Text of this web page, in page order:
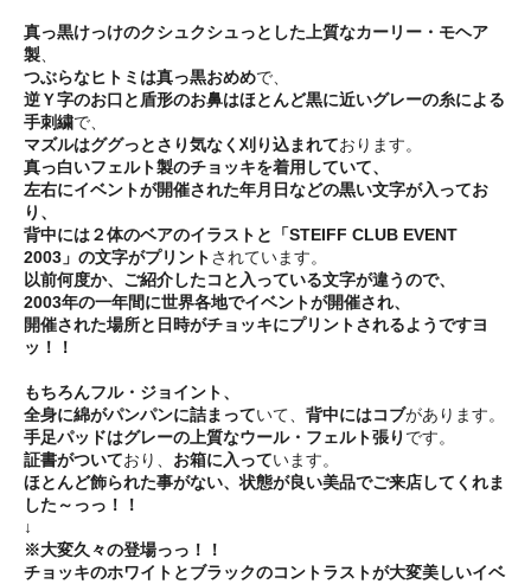
真っ黒けっけのクシュクシュっとした上質なカーリー・モヘア
製、
つぶらなヒトミは真っ黒おめめで、
逆Ｙ字のお口と盾形のお鼻はほとんど黒に近いグレーの糸による
手刺繍で、
マズルはググっとさり気なく刈り込まれております。
真っ白いフェルト製のチョッキを着用していて、
左右にイベントが開催された年月日などの黒い文字が入ってお
り、
背中には２体のベアのイラストと「STEIFF CLUB EVENT
2003」の文字がプリントされています。
以前何度か、ご紹介したコと入っている文字が違うので、
2003年の一年間に世界各地でイベントが開催され、
開催された場所と日時がチョッキにプリントされるようですヨ
ッ！！
もちろんフル・ジョイント、
全身に綿がパンパンに詰まっていて、 背中にはコブがあります。
手足パッドはグレーの上質なウール・フェルト張り です。
証書がついており、 お箱に入っています。
ほとんど飾られた事がない、状態が良い美品でご来店してくれま
した～っっ！！
↓
※大変久々の登場っっ！！
チョッキのホワイトとブラックのコントラストが大変美しいイベ